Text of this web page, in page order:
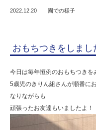
2022.12.20 園での様子
おもちつきをしまし
今日は毎年恒例のおもちつきを
5歳児のきりん組さんが順番に
なりながらも
頑張ったお友達もいましたよ！